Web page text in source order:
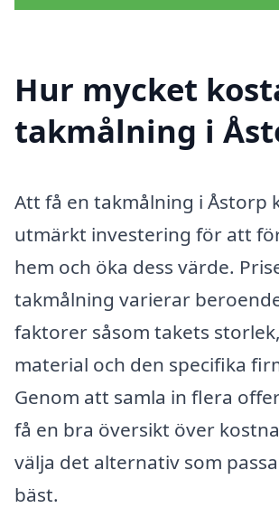
Hur mycket
takmålning i
Att få en takmålning i Åstorp
utmärkt investering för att
hem och öka dess värde.
takmålning varierar
faktorer såsom takets
material och den specifika
Genom att samla in flera
få en bra översikt över
välja det alternativ som
bäst.